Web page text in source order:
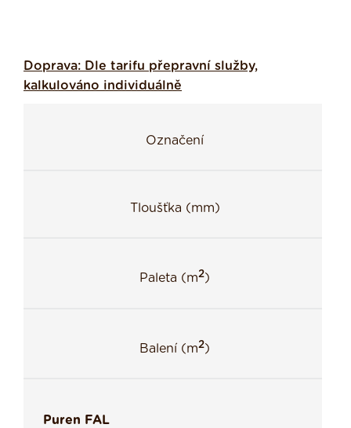
Doprava: Dle tarifu přepravní služby,
kalkulováno individuálně
Označení
Tloušťka (mm)
Paleta (m2)
Balení (m2)
Puren FAL